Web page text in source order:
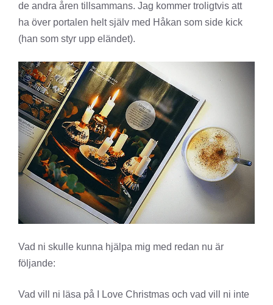
de andra åren tillsammans. Jag kommer troligtvis att
ha över portalen helt själv med Håkan som side kick
(han som styr upp eländet).
Vad ni skulle kunna hjälpa mig med redan nu är
följande:
Vad vill ni läsa på I Love Christmas och vad vill ni inte